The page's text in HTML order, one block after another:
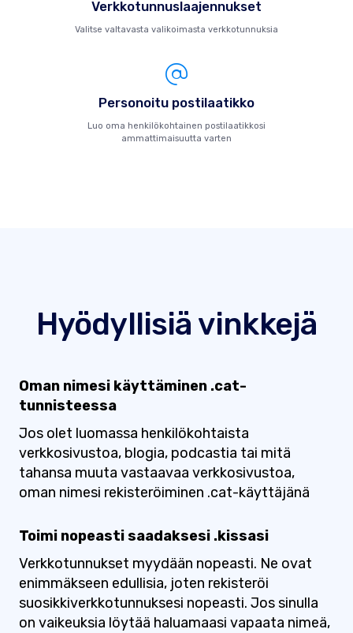
Verkkotunnuslaajennukset
Valitse valtavasta valikoimasta verkkotunnuksia
Personoitu postilaatikko
Luo oma henkilökohtainen postilaatikkosi
ammattimaisuutta varten
Hyödyllisiä vinkkejä
Oman nimesi käyttäminen .cat-
tunnisteessa
Jos olet luomassa henkilökohtaista
verkkosivustoa, blogia, podcastia tai mitä
tahansa muuta vastaavaa verkkosivustoa,
oman nimesi rekisteröiminen .cat-käyttäjänä
Toimi nopeasti saadaksesi .kissasi
Verkkotunnukset myydään nopeasti. Ne ovat
enimmäkseen edullisia, joten rekisteröi
suosikkiverkkotunnuksesi nopeasti. Jos sinulla
on vaikeuksia löytää haluamaasi vapaata nimeä,